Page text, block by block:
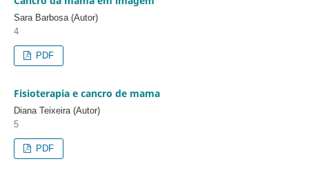
Sara Barbosa (Autor)
4
PDF
Fisioterapia e cancro de mama
Diana Teixeira (Autor)
5
PDF